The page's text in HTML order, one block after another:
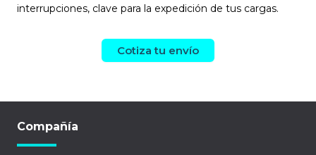
interrupciones, clave para la expedición de tus cargas.
Cotiza tu envío
Compañía